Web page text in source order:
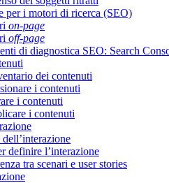
per i motori di ricerca (SEO)
on-page
off-page
di diagnostica SEO: Search
dei contenuti
i contenuti
i contenuti
i contenuti
definire l’interazione
tra scenari e user stories